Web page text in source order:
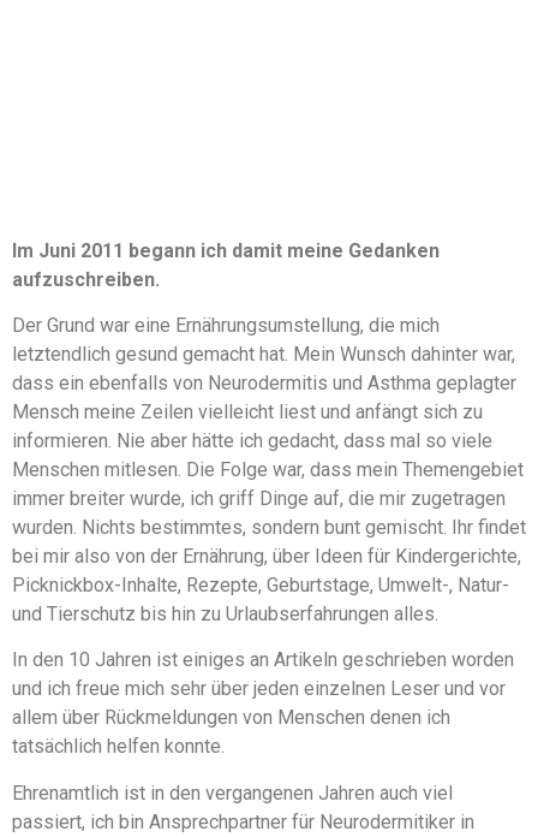
Im Juni 2011 begann ich damit meine Gedanken
aufzuschreiben.
Der Grund war eine Ernährungsumstellung, die mich
letztendlich gesund gemacht hat. Mein Wunsch dahinter war,
dass ein ebenfalls von Neurodermitis und Asthma geplagter
Mensch meine Zeilen vielleicht liest und anfängt sich zu
informieren. Nie aber hätte ich gedacht, dass mal so viele
Menschen mitlesen. Die Folge war, dass mein Themengebiet
immer breiter wurde, ich griff Dinge auf, die mir zugetragen
wurden. Nichts bestimmtes, sondern bunt gemischt. Ihr findet
bei mir also von der Ernährung, über Ideen für Kindergerichte,
Picknickbox-Inhalte, Rezepte, Geburtstage, Umwelt-, Natur-
und Tierschutz bis hin zu Urlaubserfahrungen alles.
In den 10 Jahren ist einiges an Artikeln geschrieben worden
und ich freue mich sehr über jeden einzelnen Leser und vor
allem über Rückmeldungen von Menschen denen ich
tatsächlich helfen konnte.
Ehrenamtlich ist in den vergangenen Jahren auch viel
passiert, ich bin Ansprechpartner für Neurodermitiker in